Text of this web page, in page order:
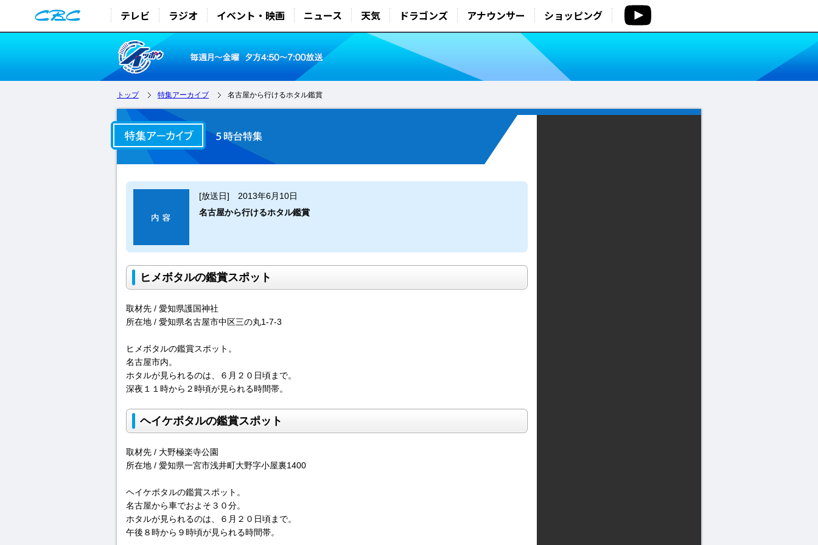
テレビ ラジオ イベント・映画 ニュース 天気 ドラゴンズ アナウンサー ショッピング
トップ 特集アーカイブ 名古屋から行けるホタル鑑賞
[放送日] 2013年6月10日
名古屋から行けるホタル鑑賞
ヒメボタルの鑑賞スポット
取材先 / 愛知県護国神社
所在地 / 愛知県名古屋市中区三の丸1-7-3
ヒメボタルの鑑賞スポット。
名古屋市内。
ホタルが見られるのは、６月２０日頃まで。
深夜１１時から２時頃が見られる時間帯。
ヘイケボタルの鑑賞スポット
取材先 / 大野極楽寺公園
所在地 / 愛知県一宮市浅井町大野字小屋裏1400
ヘイケボタルの鑑賞スポット。
名古屋から車でおよそ３０分。
ホタルが見られるのは、６月２０日頃まで。
午後８時から９時頃が見られる時間帯。